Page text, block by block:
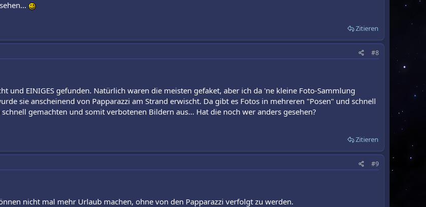
Zitieren
#8
und EINIGES gefunden. Natürlich waren die meisten gefaket, aber ich da 'ne kleine Foto-Sammlung
sie anscheinend von Papparazzi am Strand erwischt. Da gibt es Fotos in mehreren "Posen" und schnell
gemachten und somit verbotenen Bildern aus... Hat die noch wer anders gesehen?
Zitieren
#9
nicht mal mehr Urlaub machen, ohne von den Papparazzi verfolgt zu werden.